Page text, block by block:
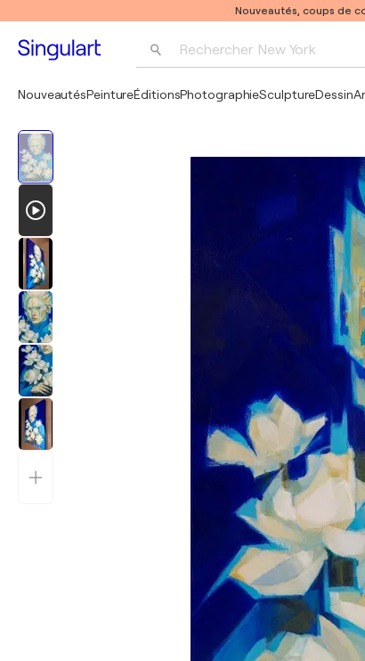
Nouveautés, coups de
Rechercher New York
Pablo Picasso
NouveautésPeintureÉditionsPhotographieSculptureDessin